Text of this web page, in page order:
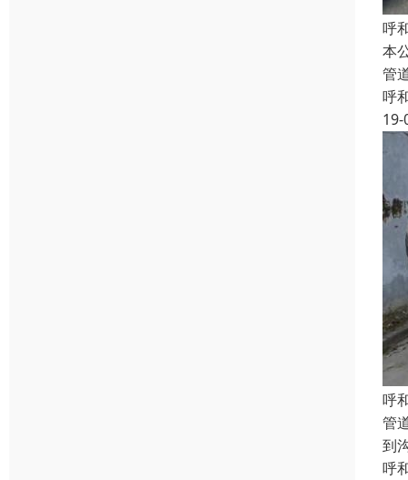
呼
本
管
呼
19-
呼
管
到
呼